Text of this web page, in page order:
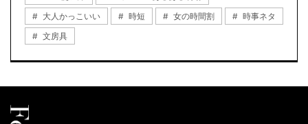
大人かっこいい
時短 女の時間割
時事ネタ
文房具